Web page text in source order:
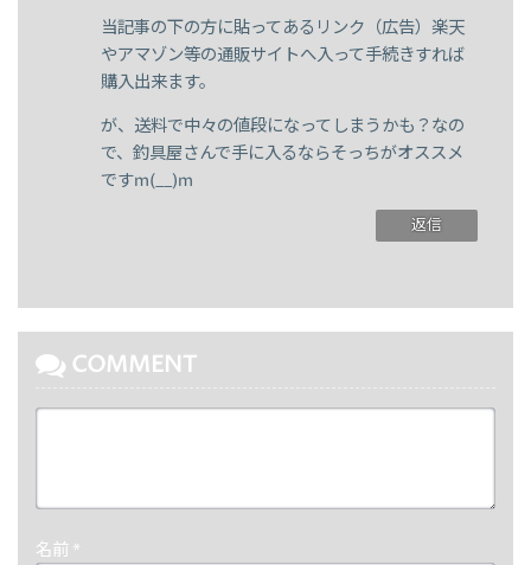
当記事の下の方に貼ってあるリンク（広告）楽天
やアマゾン等の通販サイトへ入って手続きすれば
購入出来ます。
が、送料で中々の値段になってしまうかも？なの
で、釣具屋さんで手に入るならそっちがオススメ
ですm(__)m
返信
COMMENT
名前 *